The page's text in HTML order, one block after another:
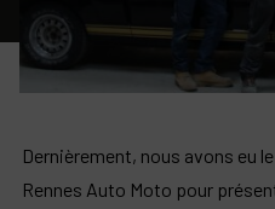
Dernièrement, nous avons eu
Rennes Auto Moto pour